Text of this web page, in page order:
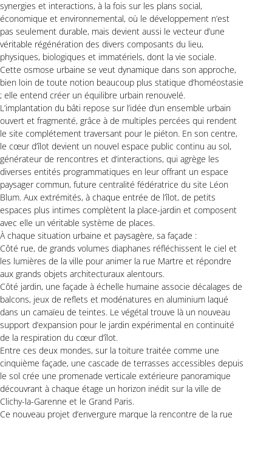
synergies et interactions, à la fois sur les plans social,
économique et environnemental, où le développement n’est
pas seulement durable, mais devient aussi le vecteur d’une
véritable régénération des divers composants du lieu,
physiques, biologiques et immatériels, dont la vie sociale.
Cette osmose urbaine se veut dynamique dans son approche,
bien loin de toute notion beaucoup plus statique d’homéostasie
; elle entend créer un équilibre urbain renouvelé.
L’implantation du bâti repose sur l’idée d’un ensemble urbain
ouvert et fragmenté, grâce à de multiples percées qui rendent
le site complétement traversant pour le piéton. En son centre,
le cœur d’îlot devient un nouvel espace public continu au sol,
générateur de rencontres et d’interactions, qui agrège les
diverses entités programmatiques en leur offrant un espace
paysager commun, future centralité fédératrice du site Léon
Blum. Aux extrémités, à chaque entrée de l’îlot, de petits
espaces plus intimes complètent la place-jardin et composent
avec elle un véritable système de places.
À chaque situation urbaine et paysagère, sa façade :
Côté rue, de grands volumes diaphanes réfléchissent le ciel et
les lumières de la ville pour animer la rue Martre et répondre
aux grands objets architecturaux alentours.
Côté jardin, une façade à échelle humaine associe décalages de
balcons, jeux de reflets et modénatures en aluminium laqué
dans un camaïeu de teintes. Le végétal trouve là un nouveau
support d’expansion pour le jardin expérimental en continuité
de la respiration du cœur d’îlot.
Entre ces deux mondes, sur la toiture traitée comme une
cinquième façade, une cascade de terrasses accessibles depuis
le sol crée une promenade verticale extérieure panoramique
découvrant à chaque étage un horizon inédit sur la ville de
Clichy-la-Garenne et le Grand Paris.
Ce nouveau projet d’envergure marque la rencontre de la rue